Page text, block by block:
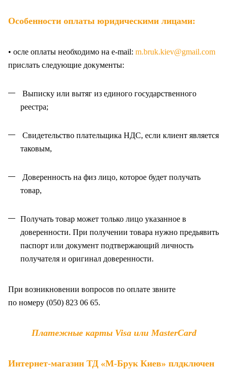
Особенности оплаты юридическими лицами:
• осле оплаты необходимо на e-mail: m.bruk.kiev@gmail.com
прислать следующие документы:
Выписку или вытяг из единого государственного
реестра;
Свидетельство плательщика НДС, если клиент является
таковым,
Доверенность на физ лицо, которое будет получать
товар,
Получать товар может только лицо указанное в
доверенности. При получении товара нужно предьявить
паспорт или документ подтвержающий личность
получателя и оригинал доверенности.
При возникновении вопросов по оплате звните
по номеру (050) 823 06 65.
Платежные карты Visa или MasterCard
Интернет-магазин ТД «М-Брук Киев» плдключен